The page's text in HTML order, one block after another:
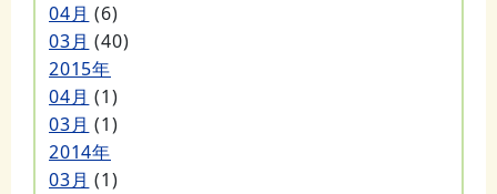
04月 (6)
03月 (40)
2015年
04月 (1)
03月 (1)
2014年
03月 (1)